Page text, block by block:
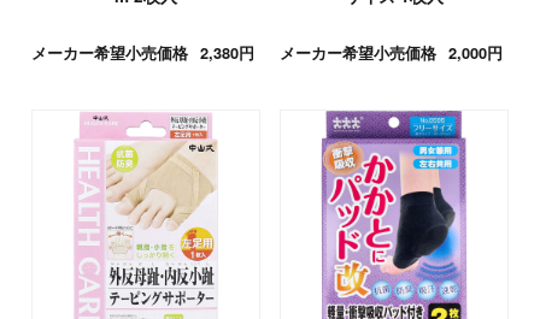
メーカー希望小売価格 2,380円 メーカー希望小売価格 2,000円